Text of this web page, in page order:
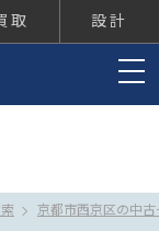
取 設計
京都市西京区の中